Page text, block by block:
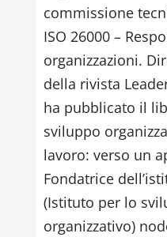
commissione
ISO 26000 –
organizzazioni.
della rivista
ha pubblicato il
sviluppo
lavoro: verso un
Fondatrice
(Istituto per lo
organizzativo)